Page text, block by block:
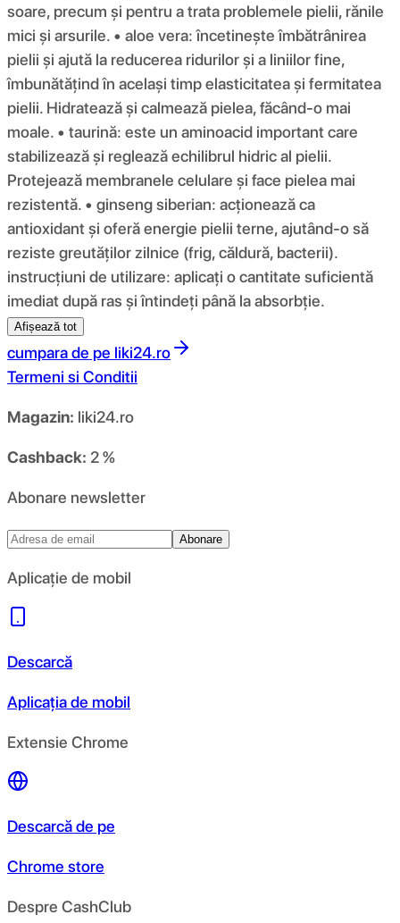
soare, precum și pentru a trata problemele pielii, rănile
mici și arsurile. • aloe vera: încetinește îmbătrânirea
pielii și ajută la reducerea ridurilor și a liniilor fine,
îmbunătățind în același timp elasticitatea și fermitatea
pielii. Hidratează și calmează pielea, făcând-o mai
moale. • taurină: este un aminoacid important care
stabilizează și reglează echilibrul hidric al pielii.
Protejează membranele celulare și face pielea mai
rezistentă. • ginseng siberian: acționează ca
antioxidant și oferă energie pielii terne, ajutând-o să
reziste greutăților zilnice (frig, căldură, bacterii).
instrucțiuni de utilizare: aplicați o cantitate suficientă
imediat după ras și întindeți până la absorbție.
Afișează tot
cumpara de pe liki24.ro
Termeni si Conditii
Magazin: liki24.ro
Cashback: 2 %
Abonare newsletter
Abonare
Aplicație de mobil
Descarcă
Aplicația de mobil
Extensie Chrome
Descarcă de pe
Chrome store
Despre CashClub